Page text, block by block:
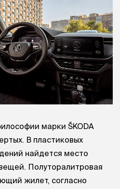
марки ŠKODA
В пластиковых
найдется место
Полуторалитровая
жилет, согласно